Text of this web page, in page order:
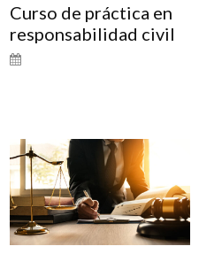
Curso de práctica en
responsabilidad civil